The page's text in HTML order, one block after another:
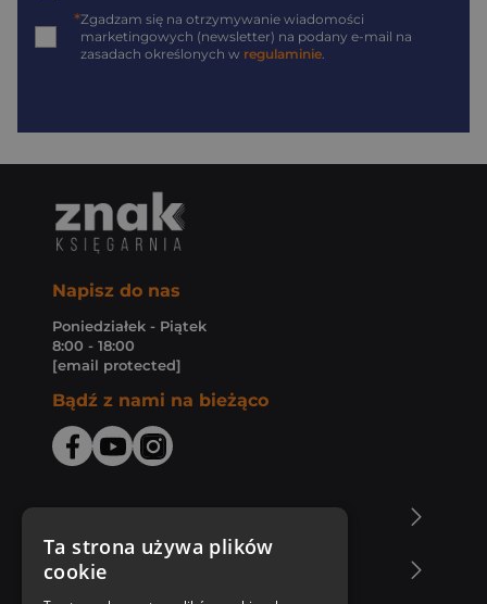
*Zgadzam się na otrzymywanie wiadomości
marketingowych (newsletter) na podany e-mail na
zasadach określonych w regulaminie.
Napisz do nas
Poniedziałek - Piątek
8:00 - 18:00
[email protected]
Bądź z nami na bieżąco
Zakupy u nas
Ta strona używa plików
cookie